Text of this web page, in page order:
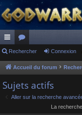
ac
co
ur
ci
or
u
s
Rechercher Connexion
Accueil du forum
Sujets actifs
Aller sur la recherche
La